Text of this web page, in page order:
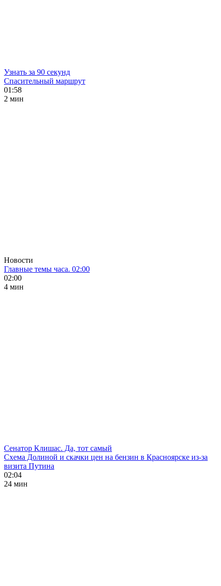
Узнать за 90 секунд
Спасительный маршрут
01:58
2 мин
Новости
Главные темы часа. 02:00
02:00
4 мин
Сенатор Клишас. Да, тот самый
Схема Долиной и скачки цен на бензин в Красноярске из-за
визита Путина
02:04
24 мин